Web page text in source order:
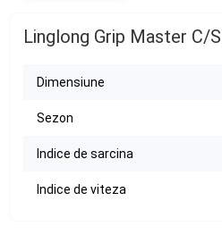
Linglong Grip Master C/
Dimensiune
Sezon
Indice de sarcina
Indice de viteza